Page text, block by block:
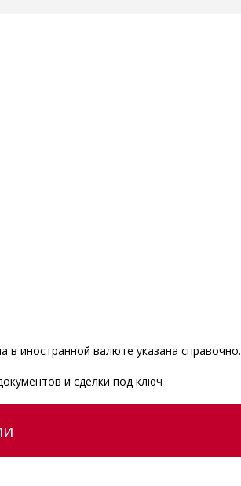
иностранной валюте указана справочно.
и сделки под ключ